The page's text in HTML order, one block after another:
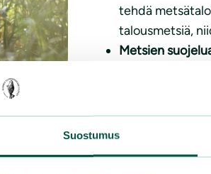
Suostumus
tehdä
talousmetsiä,
Metsien
Ehdokas, TEE